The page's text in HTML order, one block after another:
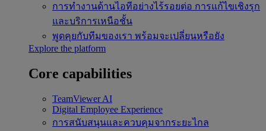
การทำงานด้านไอทีอย่างไร้รอยต่อ การแก้ไขเชิงรุก
และบริการเหนือชั้น
พูดคุยกับทีมของเรา พร้อมจะเปลี่ยนหรือยัง
Explore the platform
Core capabilities
TeamViewer AI
Digital Employee Experience
การสนับสนุนและควบคุมจากระยะไกล